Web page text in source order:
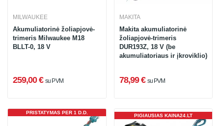
MILWAUKEE
Akumuliatorinė žoliapjovė-
trimeris Milwaukee M18
BLLT-0, 18 V
259,00 € su PVM
MAKITA
Makita akumuliatorinė
žoliapjovė-trimeris
DUR193Z, 18 V (be
akumuliatoriaus ir įkroviklio)
78,99 € su PVM
PRISTATYMAS PER 1 D.D.
PIGIAUSIAS KAINA24.LT